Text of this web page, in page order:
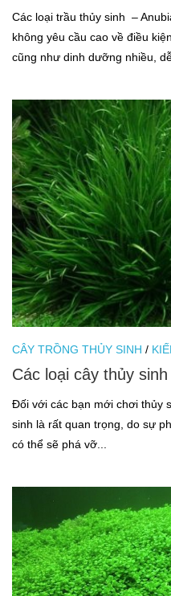
Tép kiểng
Tôm kiểng
CỬA HÀNG THỦY SINH
Các loại trầu thủy sinh –
không yêu cầu cao về điều
cũng như dinh dưỡng nhiều,
CÂY TRỒNG THỦY SINH /
Các loại cây thủy
Đối với các bạn mới chơi thủy
sinh là rất quan trọng, do sự
có thể sẽ phá vỡ...